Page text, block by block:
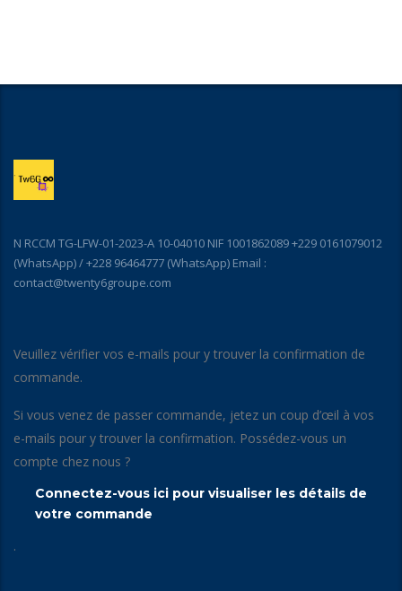
N RCCM TG-LFW-01-2023-A 10-04010 NIF 1001862089 +229 0161079012
(WhatsApp) / +228 96464777 (WhatsApp) Email :
contact@twenty6groupe.com
Veuillez vérifier vos e-mails pour y trouver la confirmation de
commande.
Si vous venez de passer commande, jetez un coup d’œil à vos
e-mails pour y trouver la confirmation. Possédez-vous un
compte chez nous ?
Connectez-vous ici pour visualiser les détails de
votre commande
.